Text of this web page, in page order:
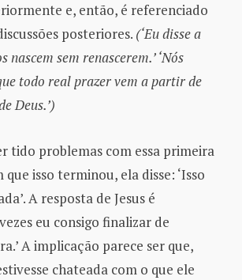
e, então, é referenciado
posteriores. (‘Eu disse a
nascem sem renascerem.’ ‘Nós
todo real prazer vem a partir de
Deus.’)
tido problemas com essa primeira
que isso terminou, ela disse: ‘Isso
A resposta de Jesus é
eu consigo finalizar de
A implicação parece ser que,
chateada com o que ele